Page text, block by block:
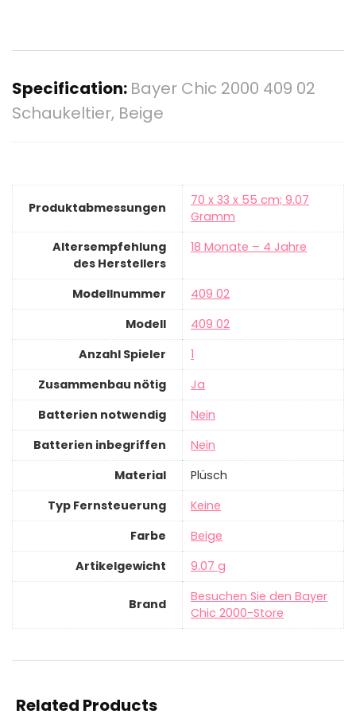
Specification: Bayer Chic 2000 409 02
Schaukeltier, Beige
Produktabmessungen
‎70 x 33 x 55 cm; 9.07
Gramm
Altersempfehlung
des Herstellers
‎18 Monate – 4 Jahre
Modellnummer
‎409 02
Modell
‎409 02
Anzahl Spieler
‎1
Zusammenbau nötig
‎Ja
Batterien notwendig
‎Nein
Batterien inbegriffen
‎Nein
Material
‎Plüsch
Typ Fernsteuerung
‎Keine
Farbe
‎Beige
Artikelgewicht
‎9.07 g
Brand
Besuchen Sie den Bayer
Chic 2000-Store
Related Products